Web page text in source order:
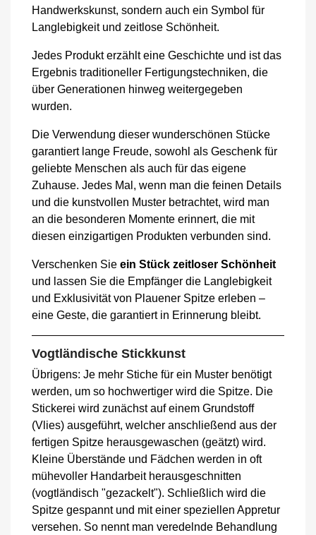
Handwerkskunst, sondern auch ein Symbol für
Langlebigkeit und zeitlose Schönheit.
Jedes Produkt erzählt eine Geschichte und ist das
Ergebnis traditioneller Fertigungstechniken, die
über Generationen hinweg weitergegeben
wurden.
Die Verwendung dieser wunderschönen Stücke
garantiert lange Freude, sowohl als Geschenk für
geliebte Menschen als auch für das eigene
Zuhause. Jedes Mal, wenn man die feinen Details
und die kunstvollen Muster betrachtet, wird man
an die besonderen Momente erinnert, die mit
diesen einzigartigen Produkten verbunden sind.
Verschenken Sie ein Stück zeitloser Schönheit
und lassen Sie die Empfänger die Langlebigkeit
und Exklusivität von Plauener Spitze erleben –
eine Geste, die garantiert in Erinnerung bleibt.
Vogtländische Stickkunst
Übrigens: Je mehr Stiche für ein Muster benötigt
werden, um so hochwertiger wird die Spitze. Die
Stickerei wird zunächst auf einem Grundstoff
(Vlies) ausgeführt, welcher anschließend aus der
fertigen Spitze herausgewaschen (geätzt) wird.
Kleine Überstände und Fädchen werden in oft
mühevoller Handarbeit herausgeschnitten
(vogtländisch "gezackelt"). Schließlich wird die
Spitze gespannt und mit einer speziellen Appretur
versehen. So nennt man veredelnde Behandlung